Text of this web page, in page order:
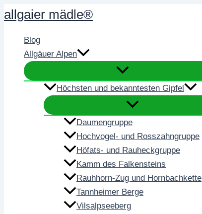
Zum
Inhalt
springen
allgaier mädle®
Blog
Allgäuer Alpen
Höchsten und bekanntesten Gipfel
Daumengruppe
Hochvogel- und Rosszahngruppe
Höfats- und Rauheckgruppe
Kamm des Falkensteins
Rauhhorn-Zug und Hornbachkette
Tannheimer Berge
Vilsalpseeberg